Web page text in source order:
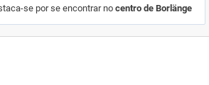
se por se encontrar no centro de Borlänge